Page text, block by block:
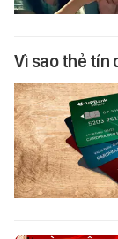
Vì sao thẻ tín